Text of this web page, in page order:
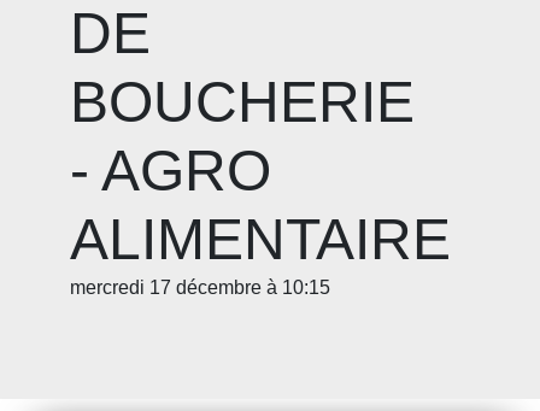
DE
BOUCHERIE
- AGRO
ALIMENTAIRE
mercredi 17 décembre à 10:15